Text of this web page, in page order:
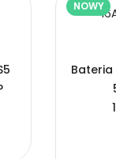
NOWY
Bateria